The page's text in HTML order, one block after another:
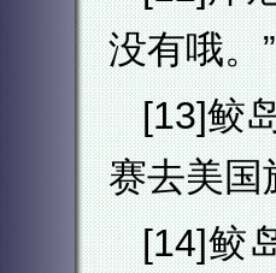
没有哦。”
[13]鲛
赛去美国
[14]鲛